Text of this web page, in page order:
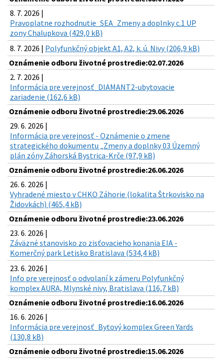
8. 7. 2026 |
Pravoplatne rozhodnutie_SEA_Zmeny a doplnky c.1 UP
zony Chalupkova (429,0 kB)
8. 7. 2026 | Polyfunkčný objekt A1, A2, k. ú. Nivy (206,9 kB)
Oznámenie odboru životné prostredie:02.07.2026
2. 7. 2026 |
Informácia pre verejnosť_DIAMANT2-ubytovacie
zariadenie (162,6 kB)
Oznámenie odboru životné prostredie:29.06.2026
29. 6. 2026 |
Informácia pre verejnosť - Oznámenie o zmene
strategického dokumentu „Zmeny a doplnky 03 Územný
plán zóny Záhorská Bystrica-Krče (97,9 kB)
Oznámenie odboru životné prostredie:26.06.2026
26. 6. 2026 |
Vyhradené miesto v CHKO Záhorie (lokalita Štrkovisko na
Židovkách) (465,4 kB)
Oznámenie odboru životné prostredie:23.06.2026
23. 6. 2026 |
Záväzné stanovisko zo zisťovacieho konania EIA -
Komerčný park Letisko Bratislava (534,4 kB)
23. 6. 2026 |
Info pre verejnosť o odvolaní k zámeru Polyfunkčný
komplex AURA, Mlynské nivy, Bratislava (116,7 kB)
Oznámenie odboru životné prostredie:16.06.2026
16. 6. 2026 |
Informácia pre verejnosť_Bytový komplex Green Yards
(130,8 kB)
Oznámenie odboru životné prostredie:15.06.2026